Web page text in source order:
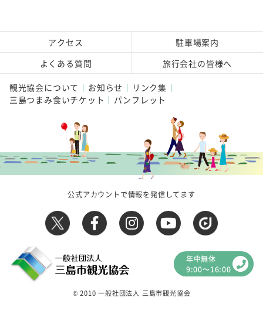
アクセス
駐車場案内
よくある質問
旅行会社の皆様へ
観光協会について お知らせ
リンク集
三島つまみ食いチケット
パンフレット
公式アカウントで情報を発信してます
年中無休
9:00～16:00
© 2010 一般社団法人 三島市観光協会